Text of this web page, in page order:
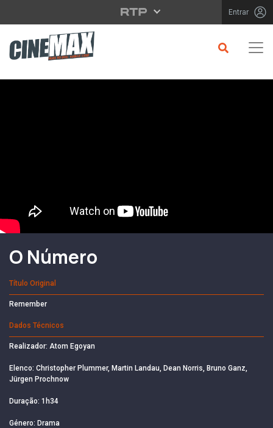
Saltar para o conteúdo principal Entrar
Filme em Cartaz
O Número
Título Original
Remember
Dados Técnicos
Realizador: Atom Egoyan
Elenco: Christopher Plummer, Martin Landau, Dean Norris, Bruno Ganz,
Jürgen Prochnow
Duração: 1h34
Género: Drama